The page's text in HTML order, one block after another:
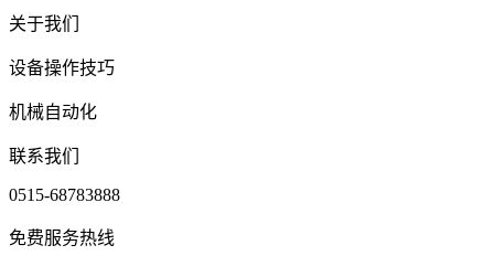
关于我们
设备操作技巧
机械自动化
联系我们
0515-68783888
免费服务热线